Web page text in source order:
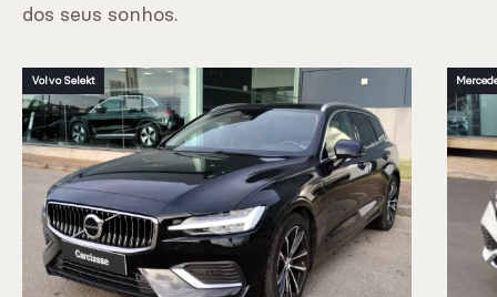
dos seus sonhos.
Volvo Selekt